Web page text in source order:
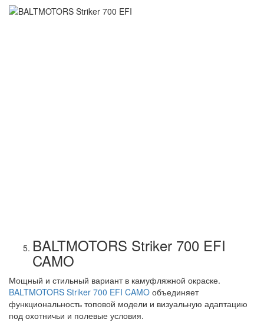
BALTMOTORS Striker 700 EFI
CAMO
Мощный и стильный вариант в камуфляжной окраске.
BALTMOTORS Striker 700 EFI CAMO объединяет
функциональность топовой модели и визуальную адаптацию
под охотничьи и полевые условия.